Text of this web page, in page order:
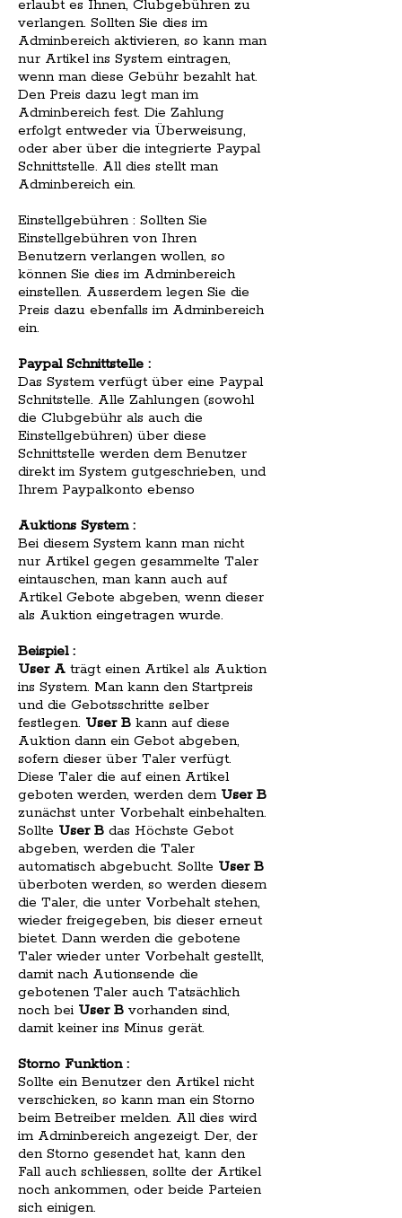
erlaubt es Ihnen, Clubgebühren zu
verlangen. Sollten Sie dies im
Adminbereich aktivieren, so kann man
nur Artikel ins System eintragen,
wenn man diese Gebühr bezahlt hat.
Den Preis dazu legt man im
Adminbereich fest. Die Zahlung
erfolgt entweder via Überweisung,
oder aber über die integrierte Paypal
Schnittstelle. All dies stellt man
Adminbereich ein.
Einstellgebühren : Sollten Sie
Einstellgebühren von Ihren
Benutzern verlangen wollen, so
können Sie dies im Adminbereich
einstellen. Ausserdem legen Sie die
Preis dazu ebenfalls im Adminbereich
ein.
Paypal Schnittstelle :
Das System verfügt über eine Paypal
Schnitstelle. Alle Zahlungen (sowohl
die Clubgebühr als auch die
Einstellgebühren) über diese
Schnittstelle werden dem Benutzer
direkt im System gutgeschrieben, und
Ihrem Paypalkonto ebenso
Auktions System :
Bei diesem System kann man nicht
nur Artikel gegen gesammelte Taler
eintauschen, man kann auch auf
Artikel Gebote abgeben, wenn dieser
als Auktion eingetragen wurde.
Beispiel :
User A trägt einen Artikel als Auktion
ins System. Man kann den Startpreis
und die Gebotsschritte selber
festlegen. User B kann auf diese
Auktion dann ein Gebot abgeben,
sofern dieser über Taler verfügt.
Diese Taler die auf einen Artikel
geboten werden, werden dem User B
zunächst unter Vorbehalt einbehalten.
Sollte User B das Höchste Gebot
abgeben, werden die Taler
automatisch abgebucht. Sollte User B
überboten werden, so werden diesem
die Taler, die unter Vorbehalt stehen,
wieder freigegeben, bis dieser erneut
bietet. Dann werden die gebotene
Taler wieder unter Vorbehalt gestellt,
damit nach Autionsende die
gebotenen Taler auch Tatsächlich
noch bei User B vorhanden sind,
damit keiner ins Minus gerät.
Storno Funktion :
Sollte ein Benutzer den Artikel nicht
verschicken, so kann man ein Storno
beim Betreiber melden. All dies wird
im Adminbereich angezeigt. Der, der
den Storno gesendet hat, kann den
Fall auch schliessen, sollte der Artikel
noch ankommen, oder beide Parteien
sich einigen.